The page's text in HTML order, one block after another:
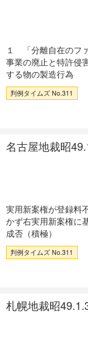
１ 「分離自在のフ
事業の廃止と特許
する物の製造行為
判例タイムズ No.311
名古屋地裁昭
実用新案権が登録料
かず右実用新案権に
成否（積極）
判例タイムズ No.311
札幌地裁昭